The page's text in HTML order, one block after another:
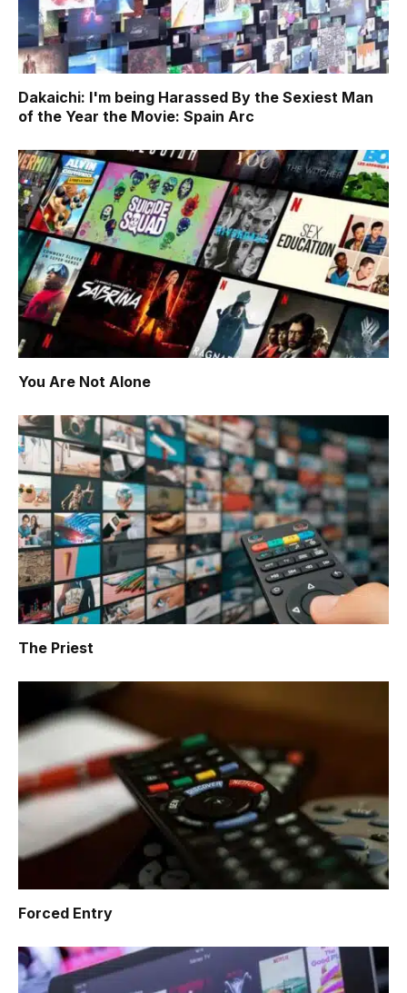
Dakaichi: I'm being Harassed By the Sexiest Man
of the Year the Movie: Spain Arc
You Are Not Alone
The Priest
Forced Entry